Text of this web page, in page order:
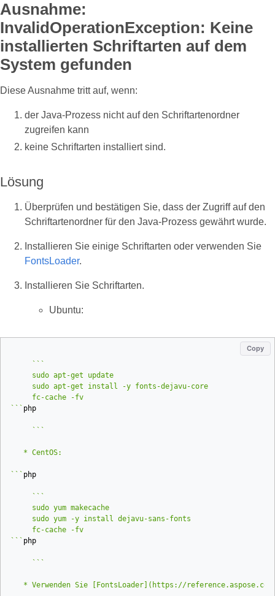
Ausnahme:
InvalidOperationException: Keine
installierten Schriftarten auf dem
System gefunden
Diese Ausnahme tritt auf, wenn:
der Java-Prozess nicht auf den Schriftartenordner
zugreifen kann
keine Schriftarten installiert sind.
Lösung
Überprüfen und bestätigen Sie, dass der Zugriff auf den
Schriftartenordner für den Java-Prozess gewährt wurde.
Installieren Sie einige Schriftarten oder verwenden Sie
FontsLoader.
Installieren Sie Schriftarten.
Ubuntu:
Copy
``` php
``` php
``` php
   * Verwenden Sie [FontsLoader](https:
//